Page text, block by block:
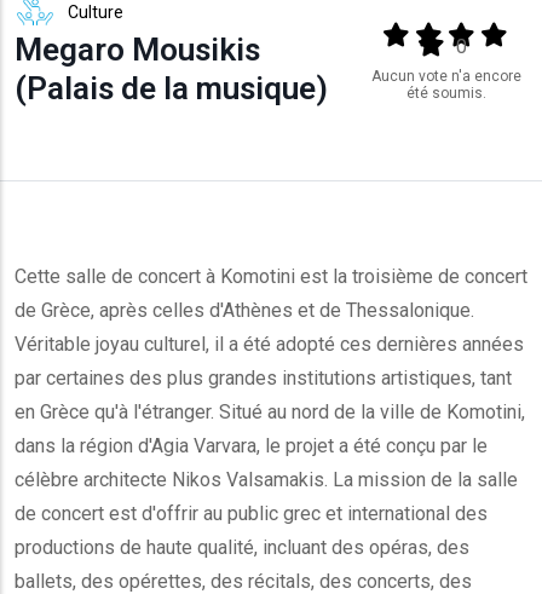
Culture
Megaro Mousikis
(Palais de la musique)
Output format
(star)(star)(star)
(star)
0
Aucun vote n'a encore
été soumis.
Cette salle de concert à Komotini est la troisième de concert
de Grèce, après celles d'Athènes et de Thessalonique.
Véritable joyau culturel, il a été adopté ces dernières années
par certaines des plus grandes institutions artistiques, tant
en Grèce qu'à l'étranger. Situé au nord de la ville de Komotini,
dans la région d'Agia Varvara, le projet a été conçu par le
célèbre architecte Nikos Valsamakis. La mission de la salle
de concert est d'offrir au public grec et international des
productions de haute qualité, incluant des opéras, des
ballets, des opérettes, des récitals, des concerts, des